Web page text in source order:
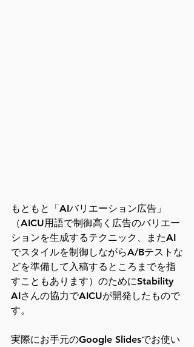
もともと「AIバリエーション広告」
（AICU用語で制御高く広告のバリエー
ションを生成するテクニック、またAI
でスタイルを制御しながらA/Bテストな
どを準備して入稿するところまでを指
すこともあります）のためにStability
AIさんの協力でAICUが開発したもので
す。
実際にお手元のGoogle Slidesでお使い